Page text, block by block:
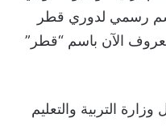
موسم رسمي لدوري قطر
الآن باسم “قطر”
التربية والتعليم